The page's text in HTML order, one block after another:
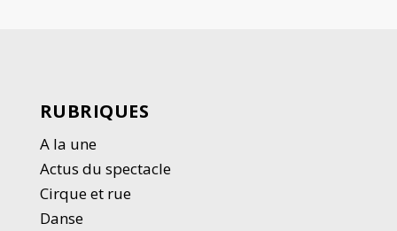
RUBRIQUES
A la une
Actus du spectacle
Cirque et rue
Danse